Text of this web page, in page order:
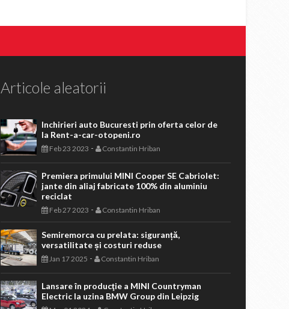
Articole aleatorii
Inchirieri auto Bucuresti prin oferta celor de
la Rent-a-car-otopeni.ro
Feb 23 2023 - Constantin Hriban
Premiera primului MINI Cooper SE Cabriolet:
jante din aliaj fabricate 100% din aluminiu
reciclat
Feb 27 2023 - Constantin Hriban
Semiremorca cu prelata: siguranță,
versatilitate și costuri reduse
Jan 17 2025 - Constantin Hriban
Lansare în producţie a MINI Countryman
Electric la uzina BMW Group din Leipzig